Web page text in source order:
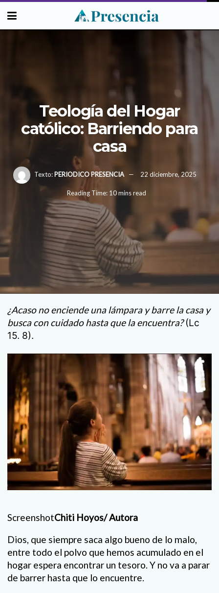
Teología del Hogar
católico: Barriendo para
casa
Texto: PERIODICO PRESENCIA 22 diciembre, 2025
Reading Time: 10 mins read
¿Acaso no enciende una lámpara y barre la casa y
busca con cuidado hasta que la encuentra?(Lc
15. 8).
ScreenshotChiti Hoyos/ Autora
Dios, que siempre saca algo bueno de lo malo,
entre todo el polvo que hemos acumulado en el
hogar espera encontrar un tesoro. Y no va a parar
de barrer hasta que lo encuentre.